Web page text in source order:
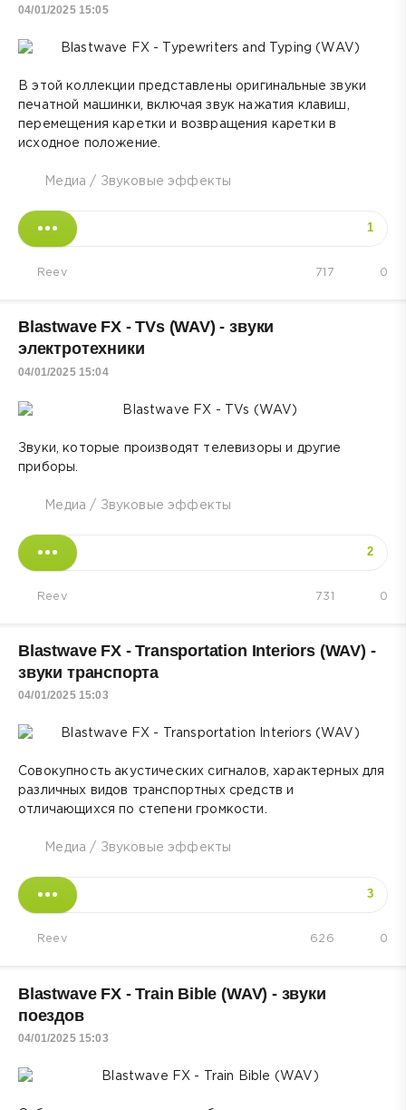
04/01/2025 15:05
В этой коллекции представлены оригинальные звуки
печатной машинки, включая звук нажатия клавиш,
перемещения каретки и возвращения каретки в
исходное положение.
Медиа / Звуковые эффекты
1
Reev 0
717
Blastwave FX - TVs (WAV) - звуки
электротехники
04/01/2025 15:04
Звуки, которые производят телевизоры и другие
приборы.
Медиа / Звуковые эффекты
2
Reev 0
731
Blastwave FX - Transportation Interiors (WAV) -
звуки транспорта
04/01/2025 15:03
Совокупность акустических сигналов, характерных для
различных видов транспортных средств и
отличающихся по степени громкости.
Медиа / Звуковые эффекты
3
Reev 0
626
Blastwave FX - Train Bible (WAV) - звуки
поездов
04/01/2025 15:03